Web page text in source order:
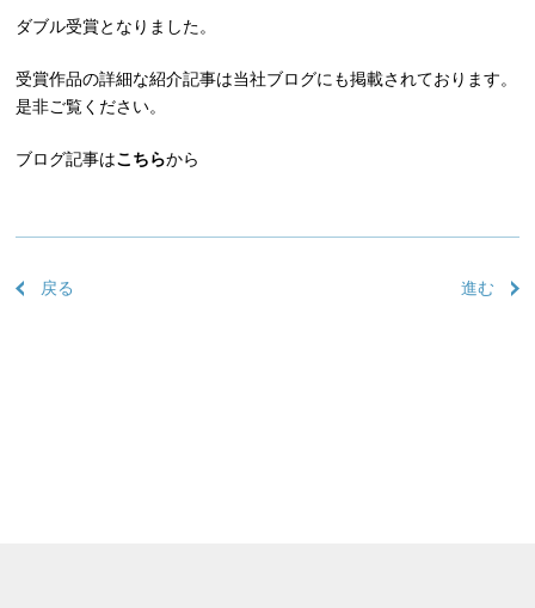
ダブル受賞となりました。
受賞作品の詳細な紹介記事は当社ブログにも掲載されております。
是非ご覧ください。
ブログ記事はこちらから
戻る 進む